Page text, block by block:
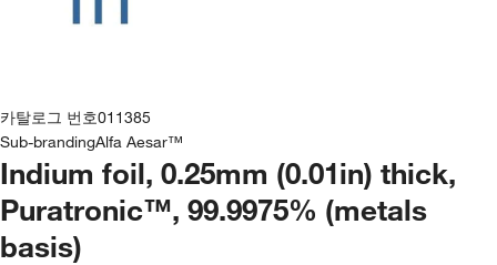
카탈로그 번호011385
Sub-brandingAlfa Aesar™
Indium foil, 0.25mm (0.01in) thick,
Puratronic™, 99.9975% (metals
basis)